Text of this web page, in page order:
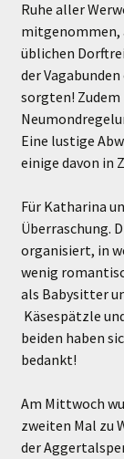
Ruhe aller
mitgenommen,
üblichen
der
sorgten!
Eine lustige
einige davon in
Für Katharina
Überraschung.
organisiert, in
wenig
als Babysitter
Käsespätzle
beiden haben
bedankt!
Am Mittwoch
zweiten Mal zu
der